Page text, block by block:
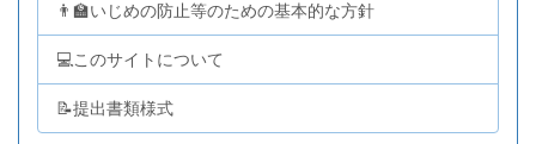
👨‍🏫いじめの防止等のための基本的な方針
💻このサイトについて
📝提出書類様式